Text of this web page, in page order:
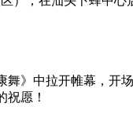
舞》中拉开帷幕，开
祝愿！